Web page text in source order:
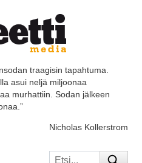
traagisin tapahtuma.
asui neljä miljoonaa
murhattiin. Sodan jälkeen
Nicholas Kollerstrom